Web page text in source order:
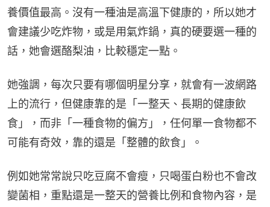
養價值最高。沒有一種油是高溫下健康的，所以她才
會建議少吃炸物，或是用氣炸鍋，真的硬要選一種的
話，她會選酪梨油，比較穩定一點。
她強調，每次只要有哪個明星分享，就會有一波網路
上的流行，但健康靠的是「一整天、長期的健康飲
食」，而非「一種食物的偏方」，任何單一食物都不
可能有奇效，靠的還是「整體的飲食」。
例如她常常說只吃豆腐不會瘦，只喝蛋白粉也不會改
變菌相，重點還是一整天的營養比例和食物內容，是